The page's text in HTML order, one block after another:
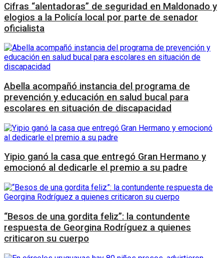
Cifras “alentadoras” de seguridad en Maldonado y
elogios a la Policía local por parte de senador
oficialista
Abella acompañó instancia del programa de
prevención y educación en salud bucal para
escolares en situación de discapacidad
Yipio ganó la casa que entregó Gran Hermano y
emocionó al dedicarle el premio a su padre
“Besos de una gordita feliz”: la contundente
respuesta de Georgina Rodríguez a quienes
criticaron su cuerpo